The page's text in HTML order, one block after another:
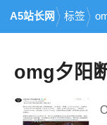
A5站长网 标签
omg夕阳